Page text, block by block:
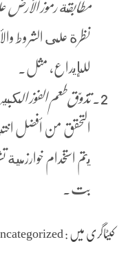
مطابقة رموز
نظرة على الشروط
للإيداع، مثل.
تذوّق طعم الفوز
التحقق من أفضل
بت.
کیٹاگری میں : Uncategorized